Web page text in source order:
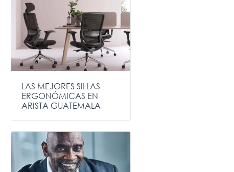
LAS MEJORES SILLAS
ERGONÓMICAS EN
ARISTA GUATEMALA